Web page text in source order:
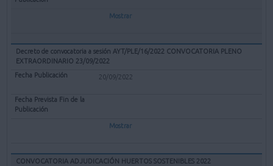
Mostrar
Decreto de convocatoria a sesión AYT/PLE/16/2022 CONVOCATORIA PLENO
EXTRAORDINARIO 23/09/2022
20/09/2022
Mostrar
CONVOCATORIA ADJUDICACIÓN HUERTOS SOSTENIBLES 2022